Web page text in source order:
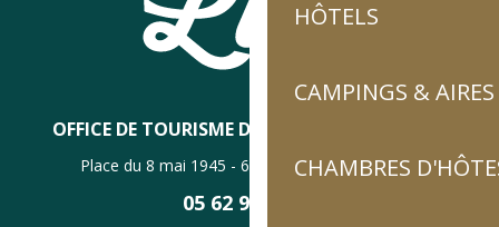
HÔTELS
CAMPINGS &
CHAMBRES
OFFICE DE TOURISME DE LUZ-SAINT-SAUVEUR
Place du 8 mai 1945 - 65120 Luz-Saint-Sauveur
05 62 92 30 30